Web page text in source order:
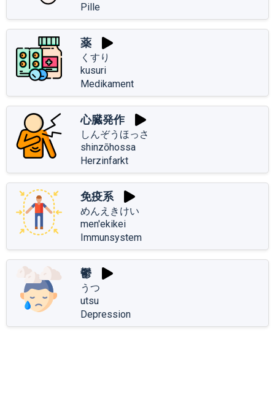
Pille
薬
くすり
kusuri
Medikament
心臓発作
しんぞうほっさ
shinzōhossa
Herzinfarkt
免疫系
めんえきけい
men'ekikei
Immunsystem
鬱
うつ
utsu
Depression